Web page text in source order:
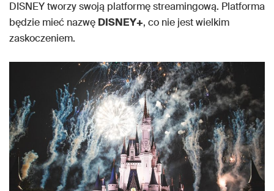
DISNEY tworzy swoją platformę streamingową. Platforma
będzie mieć nazwę DISNEY+, co nie jest wielkim
zaskoczeniem.